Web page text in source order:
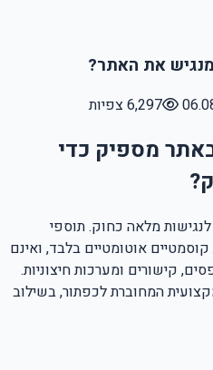
את האתר?
6,297 צפיות
מספיק כדי
מלאה כחוק. תוספי
קוסמטיים אוטומטיים בלבד, ואינם
קישורים ומערכות חיצוניות.
המחוברת לכפתור, בשילוב